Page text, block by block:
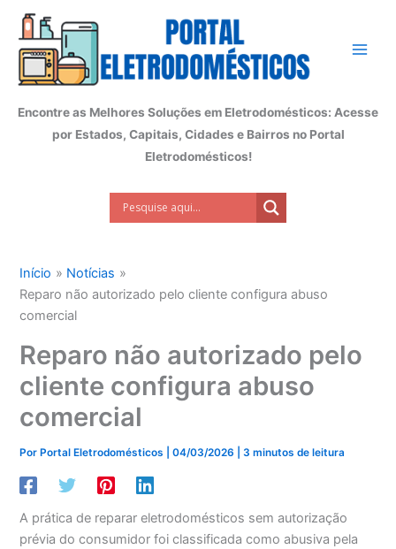
conteúdo
Encontre as Melhores Soluções em Eletrodomésticos: Acesse
por Estados, Capitais, Cidades e Bairros no Portal
Eletrodomésticos!
Início
Notícias
Reparo não autorizado pelo cliente configura abuso
comercial
Reparo não autorizado pelo
cliente configura abuso
comercial
PorPortal Eletrodomésticos |04/03/2026 |3 minutos de leitura
A prática de reparar eletrodomésticos sem autorização
prévia do consumidor foi classificada como abusiva pela